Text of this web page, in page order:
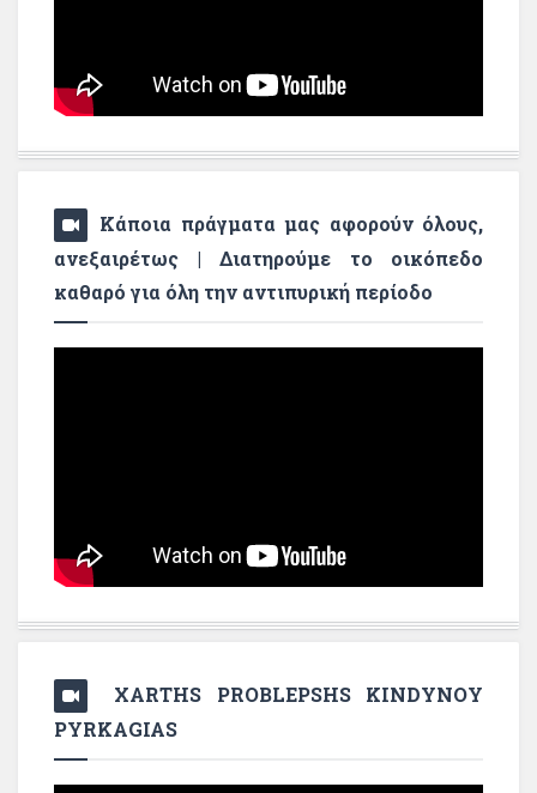
Κάποια πράγματα μας αφορούν όλους,
ανεξαιρέτως | Διατηρούμε το οικόπεδο
καθαρό για όλη την αντιπυρική περίοδο
XARTHS PROBLEPSHS KINDYNOY
PYRKAGIAS